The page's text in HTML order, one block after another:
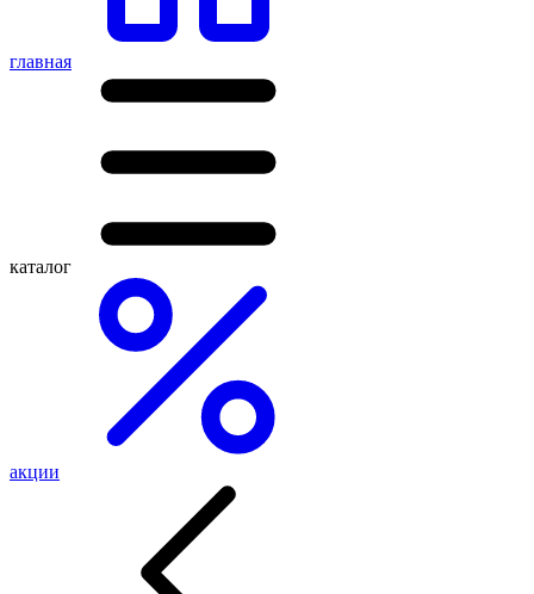
главная
каталог
акции